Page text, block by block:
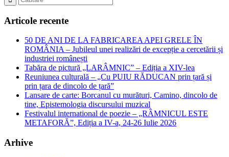
Articole recente
50 DE ANI DE LA FABRICAREA APEI GRELE ÎN
ROMÂNIA – Jubileul unei realizări de excepție a cercetării și
industriei românești
Tabăra de pictură „LARÂMNIC” – Ediția a XIV-lea
Reuniunea culturală – „Cu PUIU RĂDUCAN prin țară și
prin țara de dincolo de țară”
Lansare de carte: Borcanul cu murături, Camino, dincolo de
tine, Epistemologia discursului muzical
Festivalul international de poezie – „RÂMNICUL ESTE
METAFORĂ”, Ediția a IV-a, 24-26 Iulie 2026
Arhive